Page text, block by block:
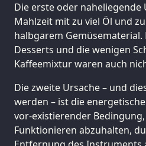
Die erste oder naheliegende
Mahlzeit mit zu viel Öl und
halbgarem Gemüsematerial.
Desserts und die wenigen
Kaffeemixtur waren auch
Die zweite Ursache – und
werden – ist die
vor-existierender
Funktionieren abzuhalten,